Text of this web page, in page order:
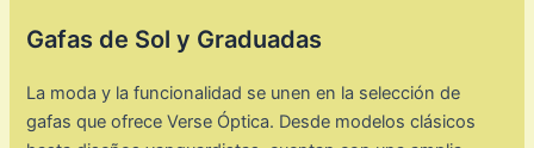
Gafas de Sol y Graduadas
La moda y la funcionalidad se unen en la selección de
gafas que ofrece Verse Óptica. Desde modelos clásicos